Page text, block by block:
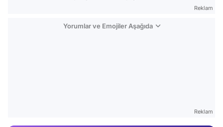
Reklam
Yorumlar ve Emojiler Aşağıda
Reklam